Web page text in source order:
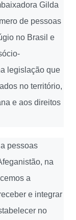
Gilda
de pessoas
no Brasil e
legislação que
no território,
e aos direitos
pessoas
na
a
e integrar
no